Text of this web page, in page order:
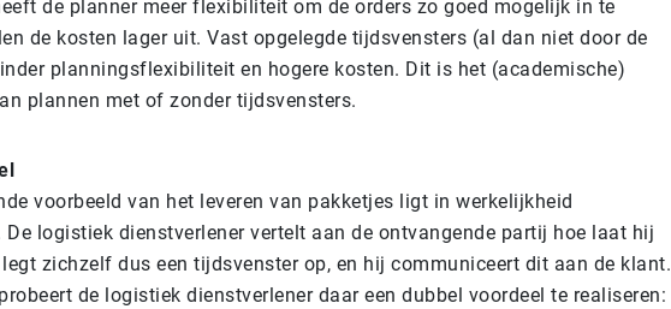
de planner meer flexibiliteit om de orders zo goed mogelijk in te
de kosten lager uit. Vast opgelegde tijdsvensters (al dan niet door de
planningsflexibiliteit en hogere kosten. Dit is het (academische)
plannen met of zonder tijdsvensters.
voorbeeld van het leveren van pakketjes ligt in werkelijkheid
De logistiek dienstverlener vertelt aan de ontvangende partij hoe laat hij
zichzelf dus een tijdsvenster op, en hij communiceert dit aan de klant.
de logistiek dienstverlener daar een dubbel voordeel te realiseren: